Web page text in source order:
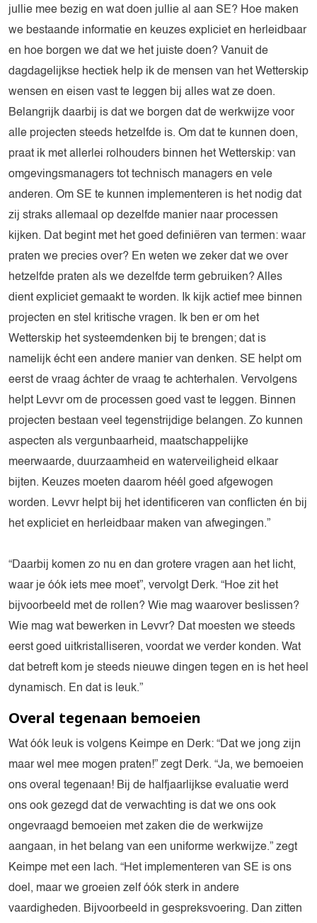
jullie mee bezig en wat doen jullie al aan SE? Hoe maken
we bestaande informatie en keuzes expliciet en herleidbaar
en hoe borgen we dat we het juiste doen? Vanuit de
dagdagelijkse hectiek help ik de mensen van het Wetterskip
wensen en eisen vast te leggen bij alles wat ze doen.
Belangrijk daarbij is dat we borgen dat de werkwijze voor
alle projecten steeds hetzelfde is. Om dat te kunnen doen,
praat ik met allerlei rolhouders binnen het Wetterskip: van
omgevingsmanagers tot technisch managers en vele
anderen. Om SE te kunnen implementeren is het nodig dat
zij straks allemaal op dezelfde manier naar processen
kijken. Dat begint met het goed definiëren van termen: waar
praten we precies over? En weten we zeker dat we over
hetzelfde praten als we dezelfde term gebruiken? Alles
dient expliciet gemaakt te worden. Ik kijk actief mee binnen
projecten en stel kritische vragen. Ik ben er om het
Wetterskip het systeemdenken bij te brengen; dat is
namelijk écht een andere manier van denken. SE helpt om
eerst de vraag áchter de vraag te achterhalen. Vervolgens
helpt Levvr om de processen goed vast te leggen. Binnen
projecten bestaan veel tegenstrijdige belangen. Zo kunnen
aspecten als vergunbaarheid, maatschappelijke
meerwaarde, duurzaamheid en waterveiligheid elkaar
bijten. Keuzes moeten daarom héél goed afgewogen
worden. Levvr helpt bij het identificeren van conflicten én bij
het expliciet en herleidbaar maken van afwegingen.”
“Daarbij komen zo nu en dan grotere vragen aan het licht,
waar je óók iets mee moet”, vervolgt Derk. “Hoe zit het
bijvoorbeeld met de rollen? Wie mag waarover beslissen?
Wie mag wat bewerken in Levvr? Dat moesten we steeds
eerst goed uitkristalliseren, voordat we verder konden. Wat
dat betreft kom je steeds nieuwe dingen tegen en is het heel
dynamisch. En dat is leuk.”
Overal tegenaan bemoeien
Wat óók leuk is volgens Keimpe en Derk: “Dat we jong zijn
maar wel mee mogen praten!” zegt Derk. “Ja, we bemoeien
ons overal tegenaan! Bij de halfjaarlijkse evaluatie werd
ons ook gezegd dat de verwachting is dat we ons ook
ongevraagd bemoeien met zaken die de werkwijze
aangaan, in het belang van een uniforme werkwijze.” zegt
Keimpe met een lach. “Het implementeren van SE is ons
doel, maar we groeien zelf óók sterk in andere
vaardigheden. Bijvoorbeeld in gespreksvoering. Dan zitten